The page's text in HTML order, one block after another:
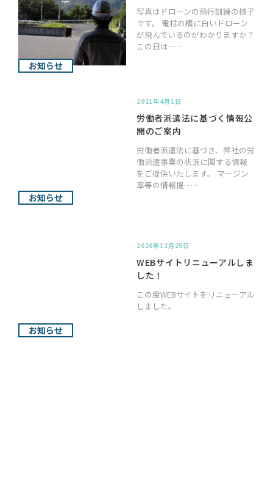
お知らせ
写真はドローンの飛行訓練の様子
です。 電柱の横に白いドローン
が飛んでいるのがわかりますか？
この日は……
お知らせ
2021年4月1日
労働者派遣法に基づく情報公
開のご案内
労働者派遣法に基づき、弊社の労
働派遣事業の状況に関する情報
をご提供いたします。 マージン
率等の情報提……
お知らせ
2020年12月25日
WEBサイトリニューアルしま
した！
この度WEBサイトをリニューアル
しました。